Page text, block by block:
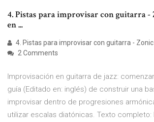
4. Pistas para improvisar con guitarra -
en ...
4. Pistas para improvisar con guitarra - Zonic
2 Comments
Improvisación en guitarra de jazz:
guía (Editado en: inglés) de construir una
improvisar dentro de progresiones
utilizar escalas diatónicas. Texto completo: